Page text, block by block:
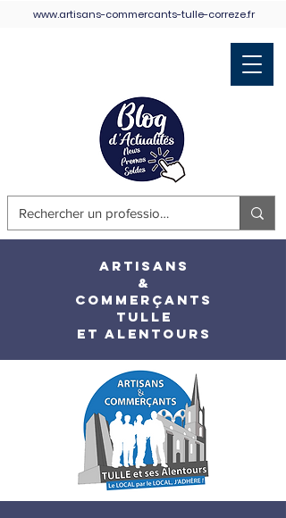
www.artisans-commercants-tulle-correze.fr
ARTISANS
&
COMMERÇANTS
TULLE
ET ALENTOURS